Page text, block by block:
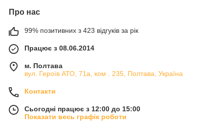
Про нас
99% позитивних з 423 відгуків за рік
Працює з 08.06.2014
м. Полтава
вул. Героїв АТО, 71а, ком . 235, Полтава, Україна
Контакти
Сьогодні працює з 12:00 до 15:00
Показати весь графік роботи